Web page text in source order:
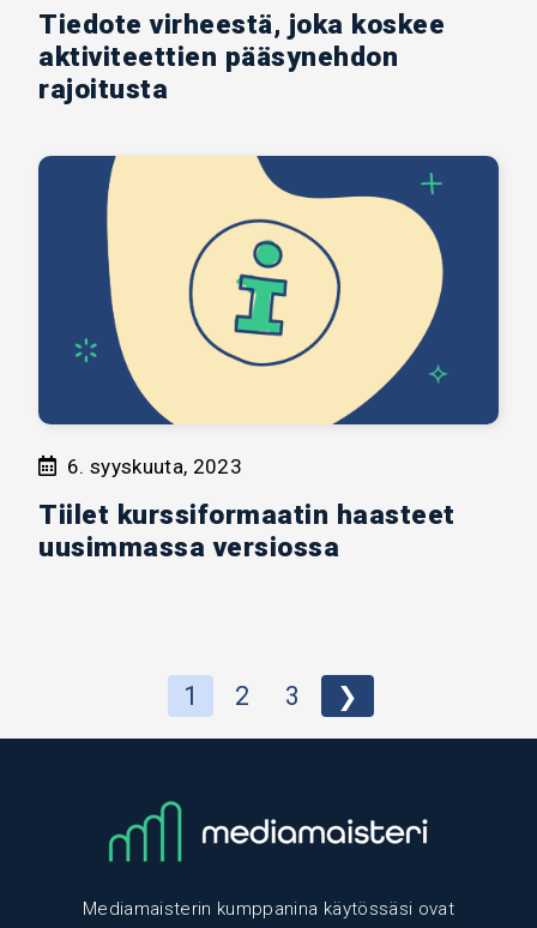
Tiedote virheestä, joka koskee
aktiviteettien pääsynehdon
rajoitusta
6. syyskuuta, 2023
Tiilet kurssiformaatin haasteet
uusimmassa versiossa
1 2 3 ❯
Mediamaisterin kumppanina käytössäsi ovat